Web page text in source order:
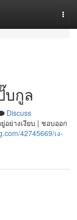
บกูล
Discuss
อย่างเงียบ | ชอบออก
42745669/เง-